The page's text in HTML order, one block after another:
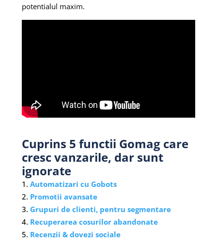
potentialul maxim.
Cuprins 5 functii Gomag care
cresc vanzarile, dar sunt
ignorate
Automatizari cu Gobots
Promotii avansate
Grupuri de clienti, pentru segmentare
Recuperarea cosurilor abandonate
Recenzii & dovezi sociale